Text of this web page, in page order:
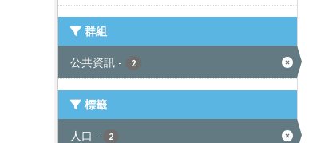
群組
公共資訊 - 2
標籤
人口 - 2